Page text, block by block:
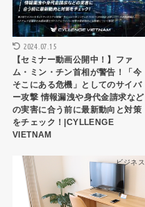
2024.07.15
【セミナー動画公開中！】ファ
ム・ミン・チン首相が警告！「今
そこにある危機」としてのサイバ
ー攻撃 情報漏洩や身代金請求など
の実害に合う前に最新動向と対策
をチェック！|CYLLENGE
VIETNAM
ビジネス